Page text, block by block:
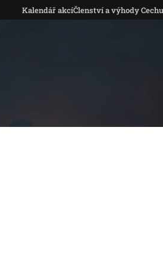
Kalendář akcíČlenství a výhody Cechu